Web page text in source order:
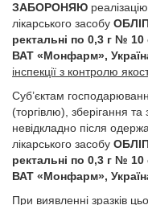
ЗАБОРОНЯЮ
лікарського засобу
ректальні по 0,3 г № 10
ВАТ «Монфарм»,
інспекції з контролю
Суб’єктам
(торгівлю), зберігання та
невідкладно після
лікарського засобу
ректальні по 0,3 г № 10
ВАТ «Монфарм»,
При виявленні зразків